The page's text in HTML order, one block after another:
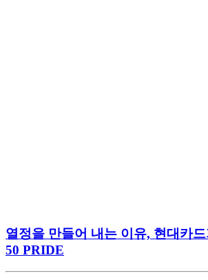
열정을 만들어 내는 이유, 현대카
50 PRIDE